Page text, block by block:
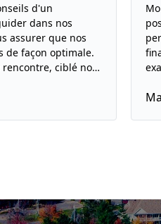
d'un
dans nos
assurer que nos
de façon optimale.
ciblé nos
envers nous
Planif.
et